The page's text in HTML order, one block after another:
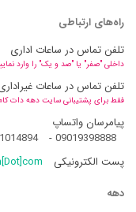
راه‌های ارتباطی
تلفن تماس در ساعات اداری
داخلی "صفر" یا "صد و یک" را وارد
تلفن تماس در ساعات
فقط برای پشتیبانی سایت دهه دات
پیامرسان واتساپ
09019398888
-
پست الکترونیکی
دهه